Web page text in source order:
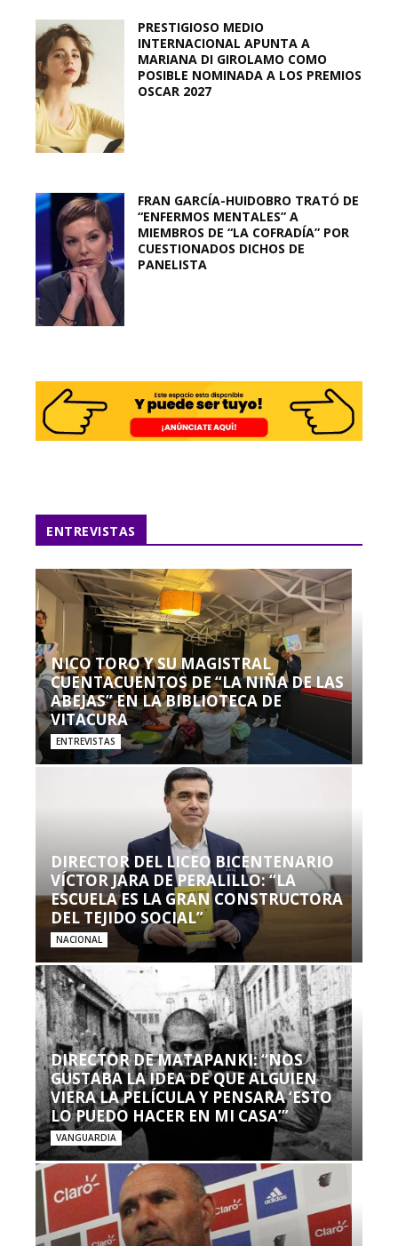
PRESTIGIOSO MEDIO
INTERNACIONAL APUNTA A
MARIANA DI GIROLAMO COMO
POSIBLE NOMINADA A LOS PREMIOS
OSCAR 2027
FRAN GARCÍA-HUIDOBRO TRATÓ DE
“ENFERMOS MENTALES” A
MIEMBROS DE “LA COFRADÍA” POR
CUESTIONADOS DICHOS DE
PANELISTA
ENTREVISTAS
NICO TORO Y SU MAGISTRAL
CUENTACUENTOS DE “LA NIÑA DE LAS
ABEJAS” EN LA BIBLIOTECA DE
VITACURA
ENTREVISTAS
DIRECTOR DEL LICEO BICENTENARIO
VÍCTOR JARA DE PERALILLO: “LA
ESCUELA ES LA GRAN CONSTRUCTORA
DEL TEJIDO SOCIAL”
NACIONAL
DIRECTOR DE MATAPANKI: “NOS
GUSTABA LA IDEA DE QUE ALGUIEN
VIERA LA PELÍCULA Y PENSARA ‘ESTO
LO PUEDO HACER EN MI CASA’”
VANGUARDIA